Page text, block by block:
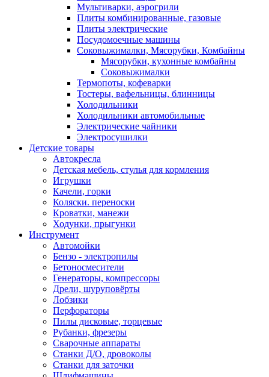
Мультиварки, аэрогрили
Плиты комбинированные, газовые
Плиты электрические
Посудомоечные машины
Соковыжималки, Мясорубки, Комбайны
Мясорубки, кухонные комбайны
Соковыжималки
Термопоты, кофеварки
Тостеры, вафельницы, блинницы
Холодильники
Холодильники автомобильные
Электрические чайники
Электросушилки
Детские товары
Автокресла
Детская мебель, стулья для кормления
Игрушки
Качели, горки
Коляски. переноски
Кроватки, манежи
Ходунки, прыгунки
Инструмент
Автомойки
Бензо - электропилы
Бетоносмесители
Генераторы, компрессоры
Дрели, шуруповёрты
Лобзики
Перфораторы
Пилы дисковые, торцевые
Рубанки, фрезеры
Сварочные аппараты
Станки Д/О, дровоколы
Станки для заточки